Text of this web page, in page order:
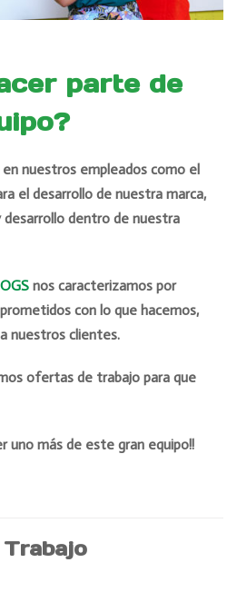
parte de
nuestros empleados como el
el desarrollo de nuestra marca,
dentro de nuestra
nos caracterizamos por
con lo que hacemos,
nuestros clientes.
ofertas de trabajo para que
uno más de este gran equipo!!